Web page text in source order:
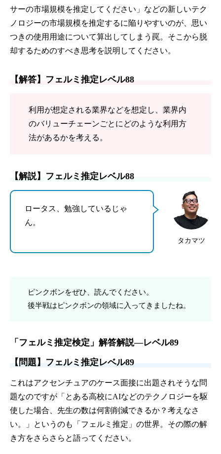
サーの市場規模を推定してください」などの新しいテク
ノロジーの市場規模を推定するに陥りやすいのが、思い
つきの使用用途について算出してしまう罠。そこから脱
却するためのすべき思考を説明してください。
【解答】フェルミ推定レベル88
利用が想定される業界などを想定し、業界内
のバリューチェーンごとにどのような利用方
法があるかを考える。
【解説】フェルミ推定レベル88
タカマツ
ロータス、勉強しているじゃ
ん。
ピンクボンをぜひ、読んでください。
後半戦はピンクボンの領域に入ってきましたね。
「フェルミ推定検定」解答解説—レベル89
【問題】フェルミ推定レベル89
これはアクセンチュアのケース面接に出題されそうな問
題なのですが「とある高校にAIなどのテクノロジーを駆
使した場合、先生の数は何割削減できるか？考えなさ
い。」というのも「フェルミ推定」の世界。その際の解
き方をさらさらと語ってください。